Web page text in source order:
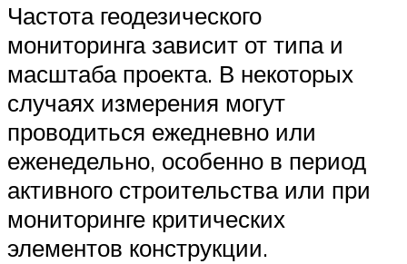
Частота геодезического
мониторинга зависит от типа и
масштаба проекта. В некоторых
случаях измерения могут
проводиться ежедневно или
еженедельно, особенно в период
активного строительства или при
мониторинге критических
элементов конструкции.